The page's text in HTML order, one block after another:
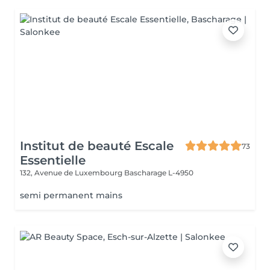
Institut de beauté Escale
Essentielle
73
132, Avenue de Luxembourg Bascharage L-4950
semi permanent mains